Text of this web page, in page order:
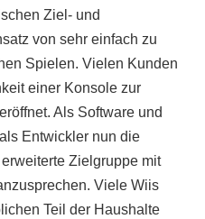
Ziel- und
von sehr einfach zu
Spielen. Vielen Kunden
einer Konsole zur
Als Software und
Entwickler nun die
Zielgruppe mit
Viele Wiis
Teil der Haushalte